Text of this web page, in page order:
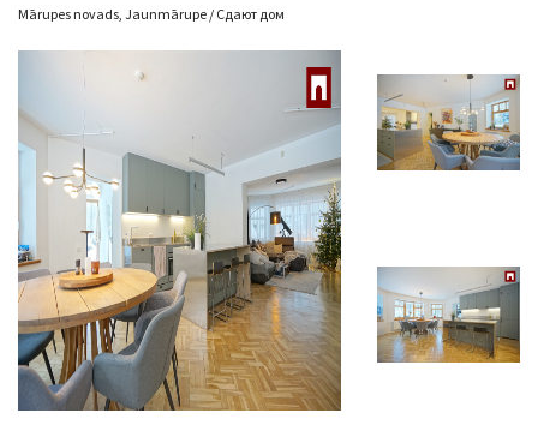
Оценка недвижимости
Предприятие
Услуги
Kонтакты
Mārupes novads, Jaunmārupe / Сдают дом